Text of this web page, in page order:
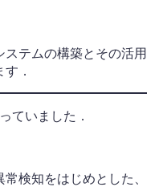
テムの構築とその活用
．
ていました．
検知をはじめとした、